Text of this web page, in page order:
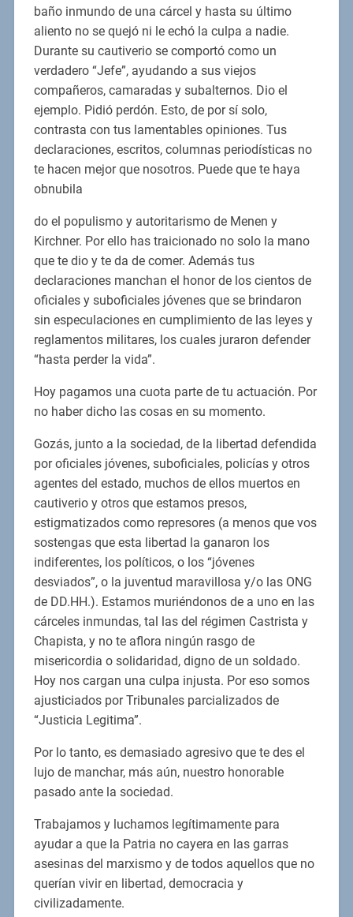
baño inmundo de una cárcel y hasta su último
aliento no se quejó ni le echó la culpa a nadie.
Durante su cautiverio se comportó como un
verdadero “Jefe”, ayudando a sus viejos
compañeros, camaradas y subalternos. Dio el
ejemplo. Pidió perdón. Esto, de por sí solo,
contrasta con tus lamentables opiniones. Tus
declaraciones, escritos, columnas periodísticas no
te hacen mejor que nosotros. Puede que te haya
obnubila
do el populismo y autoritarismo de Menen y
Kirchner. Por ello has traicionado no solo la mano
que te dio y te da de comer. Además tus
declaraciones manchan el honor de los cientos de
oficiales y suboficiales jóvenes que se brindaron
sin especulaciones en cumplimiento de las leyes y
reglamentos militares, los cuales juraron defender
“hasta perder la vida”.
Hoy pagamos una cuota parte de tu actuación. Por
no haber dicho las cosas en su momento.
Gozás, junto a la sociedad, de la libertad defendida
por oficiales jóvenes, suboficiales, policías y otros
agentes del estado, muchos de ellos muertos en
cautiverio y otros que estamos presos,
estigmatizados como represores (a menos que vos
sostengas que esta libertad la ganaron los
indiferentes, los políticos, o los “jóvenes
desviados”, o la juventud maravillosa y/o las ONG
de DD.HH.). Estamos muriéndonos de a uno en las
cárceles inmundas, tal las del régimen Castrista y
Chapista, y no te aflora ningún rasgo de
misericordia o solidaridad, digno de un soldado.
Hoy nos cargan una culpa injusta. Por eso somos
ajusticiados por Tribunales parcializados de
“Justicia Legitima”.
Por lo tanto, es demasiado agresivo que te des el
lujo de manchar, más aún, nuestro honorable
pasado ante la sociedad.
Trabajamos y luchamos legítimamente para
ayudar a que la Patria no cayera en las garras
asesinas del marxismo y de todos aquellos que no
querían vivir en libertad, democracia y
civilizadamente.